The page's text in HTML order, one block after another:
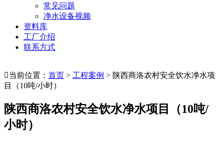
常见问题
净水设备视频
资料库
工厂介绍
联系方式
当前位置： 首页 > 工程案例 > 陕西商洛农村安全饮水净水项
目（10吨/小时）
陕西商洛农村安全饮水净水项目（10吨/
小时）